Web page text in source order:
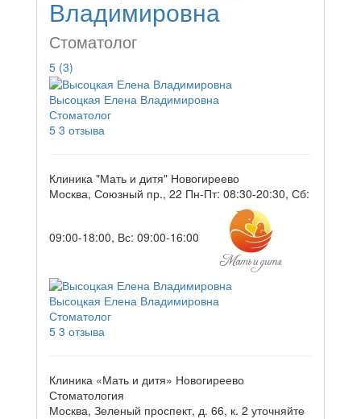
Владимировна
Стоматолог
5 (3)
Высоцкая Елена Владимировна
Стоматолог
5 3 отзыва
Клиника "Мать и дитя" Новогиреево
Москва, Союзный пр., 22 Пн-Пт: 08:30-20:30, Сб:
09:00-18:00, Вс: 09:00-16:00
Высоцкая Елена Владимировна
Стоматолог
5 3 отзыва
Клиника «Мать и дитя» Новогиреево
Стоматология
Москва, Зеленый проспект, д. 66, к. 2 уточняйте